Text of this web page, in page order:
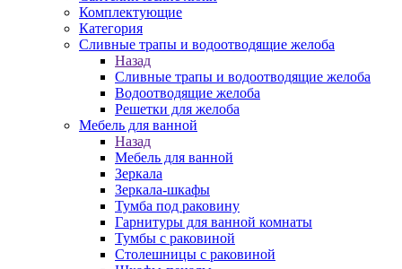
Комплектующие
Категория
Cливные трапы и водоотводящие желоба
Назад
Cливные трапы и водоотводящие желоба
Водоотводящие желоба
Решетки для желоба
Мебель для ванной
Назад
Мебель для ванной
Зеркала
Зеркала-шкафы
Тумба под раковину
Гарнитуры для ванной комнаты
Тумбы с раковиной
Столешницы с раковиной